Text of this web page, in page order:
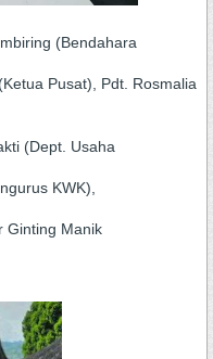
(Bendahara
Pusat), Pdt. Rosmalia
(Dept. Usaha
KWK),
Ginting Manik